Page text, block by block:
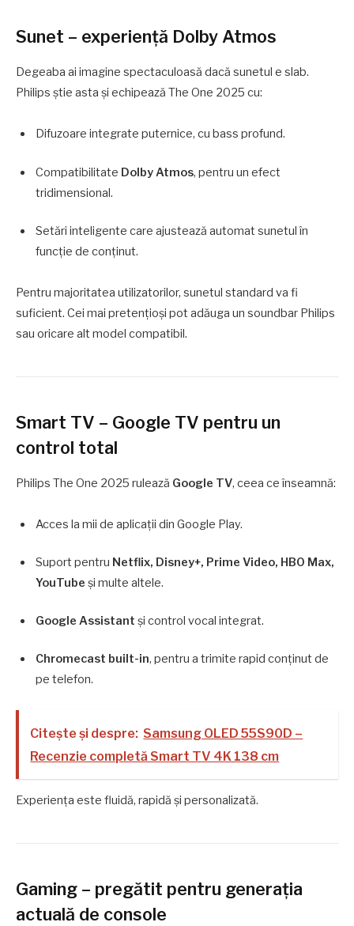
Sunet – experiență Dolby Atmos
Degeaba ai imagine spectaculoasă dacă sunetul e slab.
Philips știe asta și echipează The One 2025 cu:
Difuzoare integrate puternice, cu bass profund.
Compatibilitate Dolby Atmos, pentru un efect
tridimensional.
Setări inteligente care ajustează automat sunetul în
funcție de conținut.
Pentru majoritatea utilizatorilor, sunetul standard va fi
suficient. Cei mai pretențioși pot adăuga un soundbar Philips
sau oricare alt model compatibil.
Smart TV – Google TV pentru un
control total
Philips The One 2025 rulează Google TV, ceea ce înseamnă:
Acces la mii de aplicații din Google Play.
Suport pentru Netflix, Disney+, Prime Video, HBO Max,
YouTube și multe altele.
Google Assistant și control vocal integrat.
Chromecast built-in, pentru a trimite rapid conținut de
pe telefon.
Citește și despre: Samsung OLED 55S90D –
Recenzie completă Smart TV 4K 138 cm
Experiența este fluidă, rapidă și personalizată.
Gaming – pregătit pentru generația
actuală de console